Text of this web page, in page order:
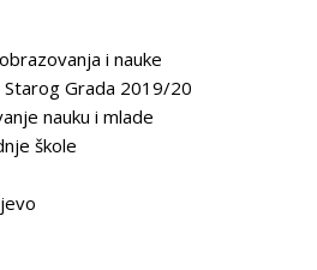
i nauke
Starog Grada 2019/20
nauku i mlade
škole